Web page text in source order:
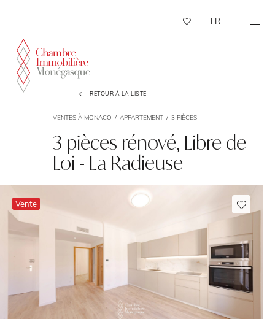
FR
RETOUR À LA LISTE
VENTES À MONACO APPARTEMENT 3 PIÈCES
3 pièces rénové, Libre de
Loi - La Radieuse
Vente